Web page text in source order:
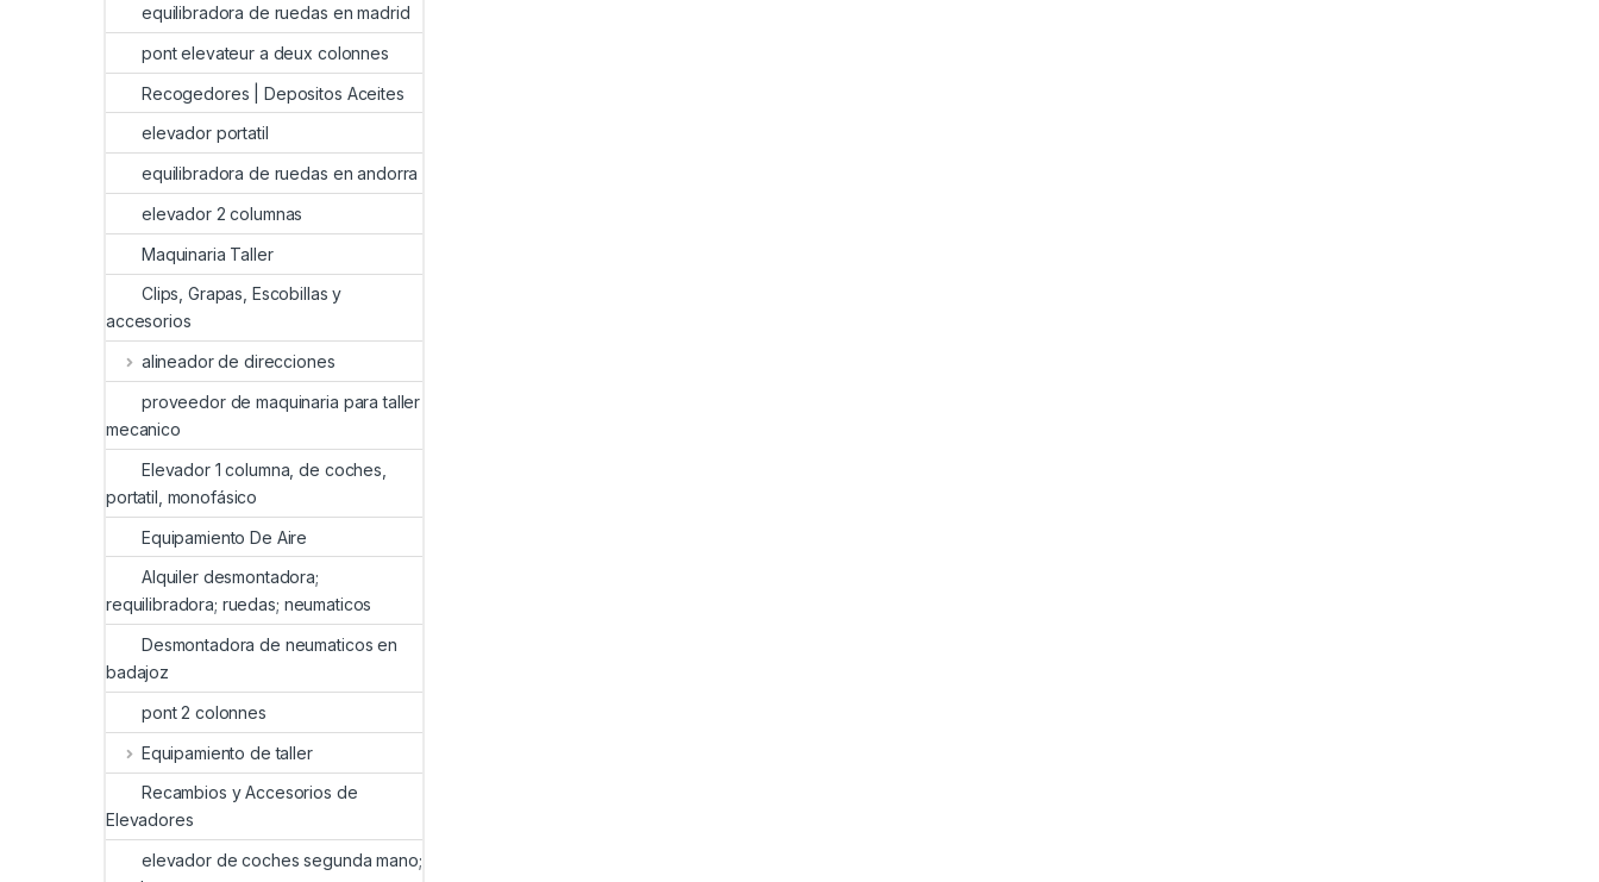
equilibradora de ruedas en madrid
pont elevateur a deux colonnes
Recogedores | Depositos Aceites
elevador portatil
equilibradora de ruedas en andorra
elevador 2 columnas
Maquinaria Taller
Clips, Grapas, Escobillas y
accesorios
alineador de direcciones
proveedor de maquinaria para taller
mecanico
Elevador 1 columna, de coches,
portatil, monofásico
Equipamiento De Aire
Alquiler desmontadora;
requilibradora; ruedas; neumaticos
Desmontadora de neumaticos en
badajoz
pont 2 colonnes
Equipamiento de taller
Recambios y Accesorios de
Elevadores
elevador de coches segunda mano;